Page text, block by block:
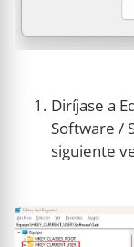
Diríjase a
Software /
siguiente